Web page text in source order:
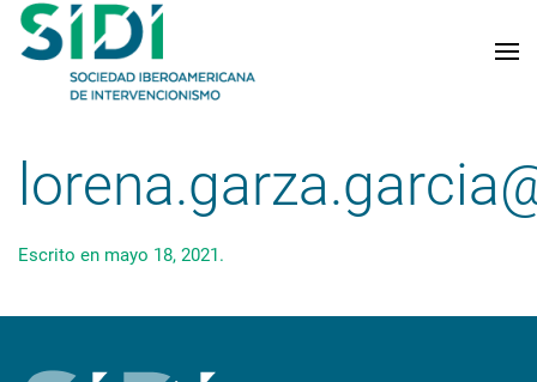
Skip to main content
Escrito en mayo 18, 2021.